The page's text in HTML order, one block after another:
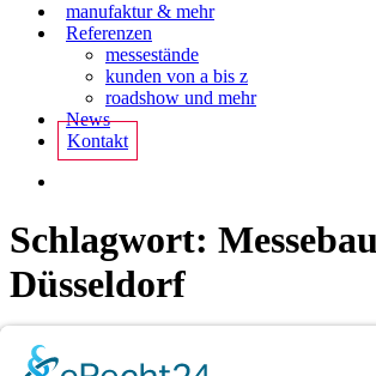
manufaktur & mehr
Referenzen
messestände
kunden von a bis z
roadshow und mehr
News
Kontakt
Schlagwort: Messebau
Düsseldorf